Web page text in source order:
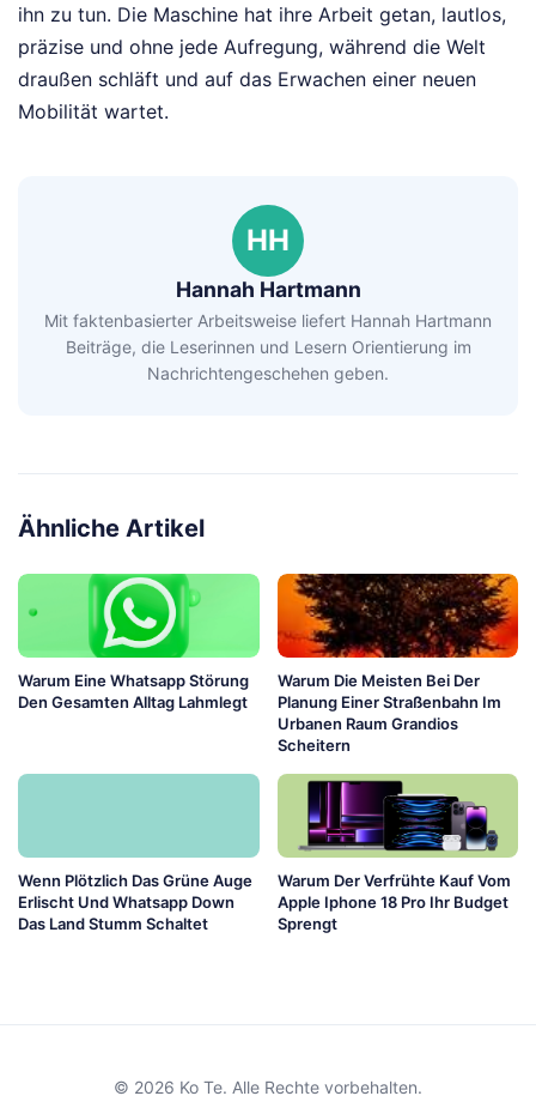
ihn zu tun. Die Maschine hat ihre Arbeit getan, lautlos,
präzise und ohne jede Aufregung, während die Welt
draußen schläft und auf das Erwachen einer neuen
Mobilität wartet.
HH
Hannah Hartmann
Mit faktenbasierter Arbeitsweise liefert Hannah Hartmann
Beiträge, die Leserinnen und Lesern Orientierung im
Nachrichtengeschehen geben.
Ähnliche Artikel
Warum Eine Whatsapp Störung
Den Gesamten Alltag Lahmlegt
Warum Die Meisten Bei Der
Planung Einer Straßenbahn Im
Urbanen Raum Grandios
Scheitern
Wenn Plötzlich Das Grüne Auge
Erlischt Und Whatsapp Down
Das Land Stumm Schaltet
Warum Der Verfrühte Kauf Vom
Apple Iphone 18 Pro Ihr Budget
Sprengt
© 2026 Ko Te. Alle Rechte vorbehalten.